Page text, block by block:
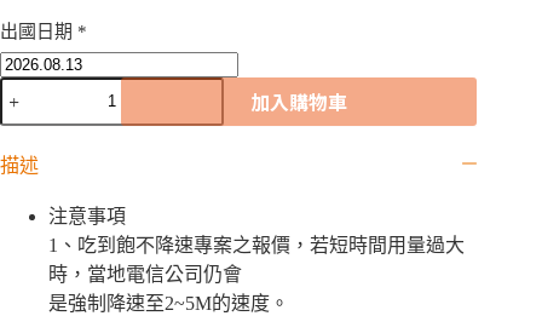
出國日期 *
亞
WiFi
加入購物車
描述
注意事項
1、吃到飽不降速專案之報價，若短時間用量過大
時，當地電信公司仍會
是強制降速至2~5M的速度。